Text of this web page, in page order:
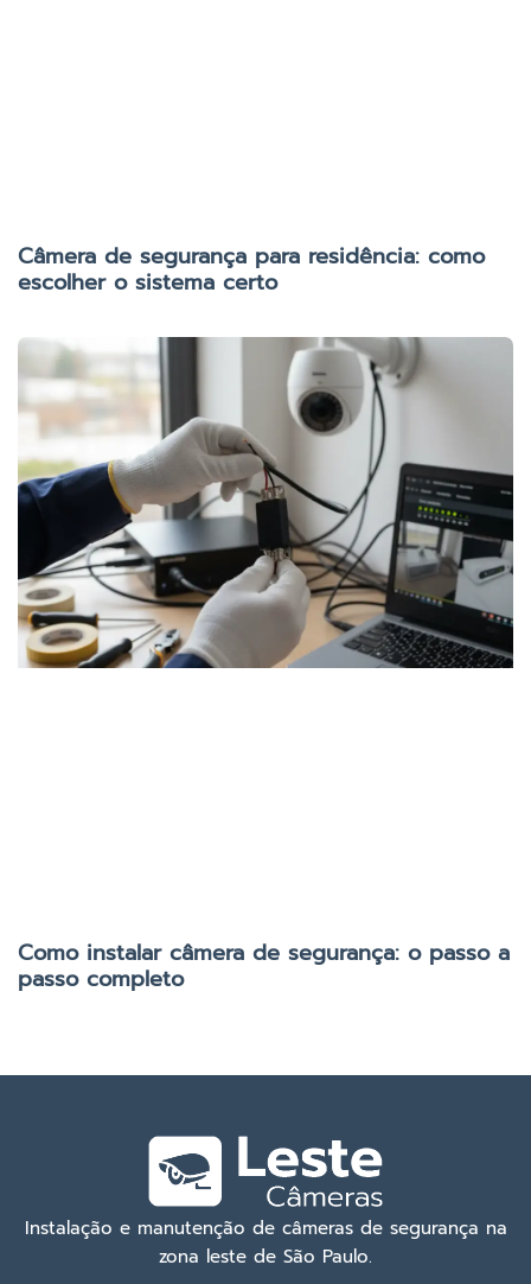
Câmera de segurança para residência: como
escolher o sistema certo
Como instalar câmera de segurança: o passo a
passo completo
Instalação e manutenção de câmeras de segurança na
zona leste de São Paulo.